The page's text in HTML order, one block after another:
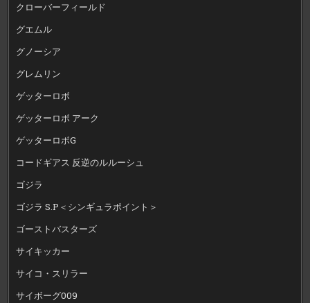
クローバーフィールド
グエムル
グノーシア
グレムリン
ゲッターロボ
ゲッターロボ アーク
ゲッターロボG
コードギアス 反逆のルルーシュ
ゴジラ
ゴジラ S.P＜シンギュラポイント＞
ゴーストバスターズ
サイキッカー
サイコ・スリラー
サイボーグ009